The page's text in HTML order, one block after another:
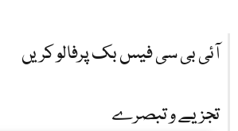
آئی بی سی فیس بک پرفالو کریں
تجزیے و تبصرے